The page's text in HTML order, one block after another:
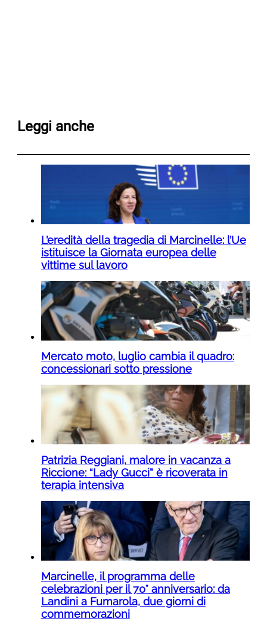
Leggi anche
L’eredità della tragedia di Marcinelle: l’Ue
istituisce la Giornata europea delle
vittime sul lavoro
Mercato moto, luglio cambia il quadro:
concessionari sotto pressione
Patrizia Reggiani, malore in vacanza a
Riccione: “Lady Gucci” è ricoverata in
terapia intensiva
Marcinelle, il programma delle
celebrazioni per il 70° anniversario: da
Landini a Fumarola, due giorni di
commemorazioni